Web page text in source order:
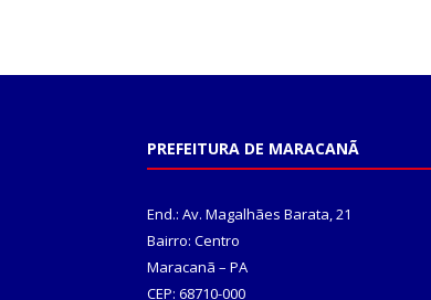
PREFEITURA DE MARACANÃ
End.: Av. Magalhães Barata, 21
Bairro: Centro
Maracanã – PA
CEP: 68710-000